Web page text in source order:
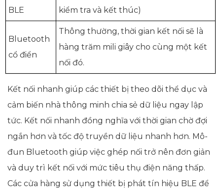
BLE
kiểm tra và kết thúc)
Bluetooth
cổ điển
Thông thường, thời gian kết nối sẽ là
hàng trăm mili giây cho cùng một kết
nối đó.
Kết nối nhanh giúp các thiết bị theo dõi thể dục và
cảm biến nhà thông minh chia sẻ dữ liệu ngay lập
tức. Kết nối nhanh đồng nghĩa với thời gian chờ đợi
ngắn hơn và tốc độ truyền dữ liệu nhanh hơn. Mô-
đun Bluetooth giúp việc ghép nối trở nên đơn giản
và duy trì kết nối với mức tiêu thụ điện năng thấp.
Các cửa hàng sử dụng thiết bị phát tín hiệu BLE để